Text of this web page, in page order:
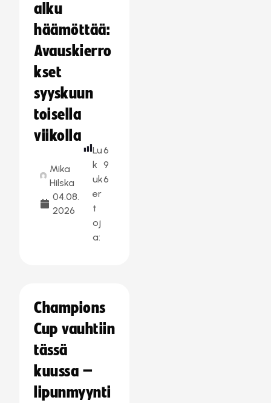
alku
häämöttää:
Avauskierro
kset
syyskuun
toisella
viikolla
Mika
Hilska
04.08.
2026
Lu
k
uk
er
t
oj
a:
6
9
6
Champions
Cup vauhtiin
tässä
kuussa –
lipunmyynti